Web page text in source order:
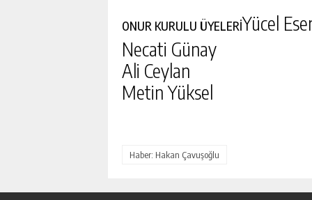
ONUR KURULU ÜYELERİYücel
Necati Günay
Ali Ceylan
Metin Yüksel
Haber: Hakan Çavuşoğlu